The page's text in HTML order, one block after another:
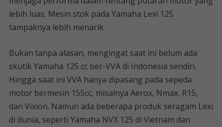
lebih luas. Mesin stok pada Yamaha Lexi 125
tampaknya lebih menarik.
Bukan tanpa alasan, mengingat saat ini belum ada
skutik Yamaha 125 cc ber-VVA di Indonesia sendiri.
Hingga saat ini VVA hanya dipasang pada sepeda
motor bermesin 155cc, misalnya Aerox, Nmax, R15,
dan Vixion. Namun ada beberapa produk seragam Lexi
di dunia, seperti Yamaha NVX 125 di Vietnam dan